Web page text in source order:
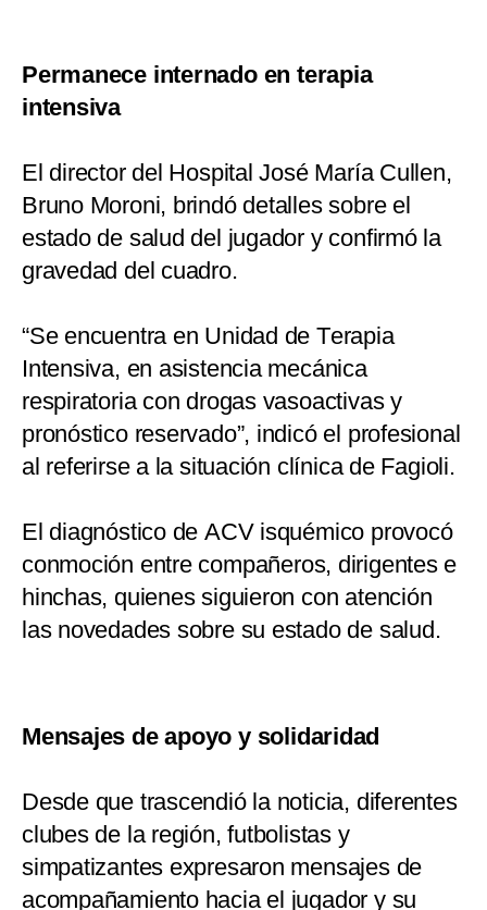
Permanece internado en terapia
intensiva
El director del Hospital José María Cullen,
Bruno Moroni, brindó detalles sobre el
estado de salud del jugador y confirmó la
gravedad del cuadro.
“Se encuentra en Unidad de Terapia
Intensiva, en asistencia mecánica
respiratoria con drogas vasoactivas y
pronóstico reservado”, indicó el profesional
al referirse a la situación clínica de Fagioli.
El diagnóstico de ACV isquémico provocó
conmoción entre compañeros, dirigentes e
hinchas, quienes siguieron con atención
las novedades sobre su estado de salud.
Mensajes de apoyo y solidaridad
Desde que trascendió la noticia, diferentes
clubes de la región, futbolistas y
simpatizantes expresaron mensajes de
acompañamiento hacia el jugador y su